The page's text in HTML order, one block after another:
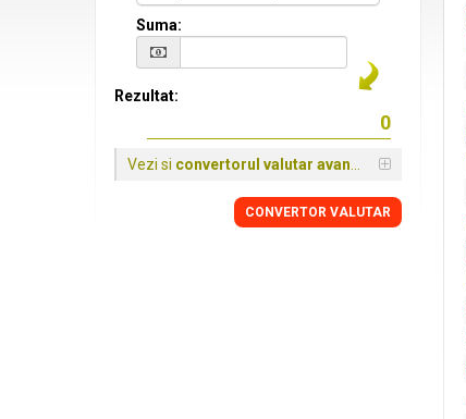
Suma:
Rezultat:
Vezi si convertorul valutar avansat
CONVERTOR VALUTAR